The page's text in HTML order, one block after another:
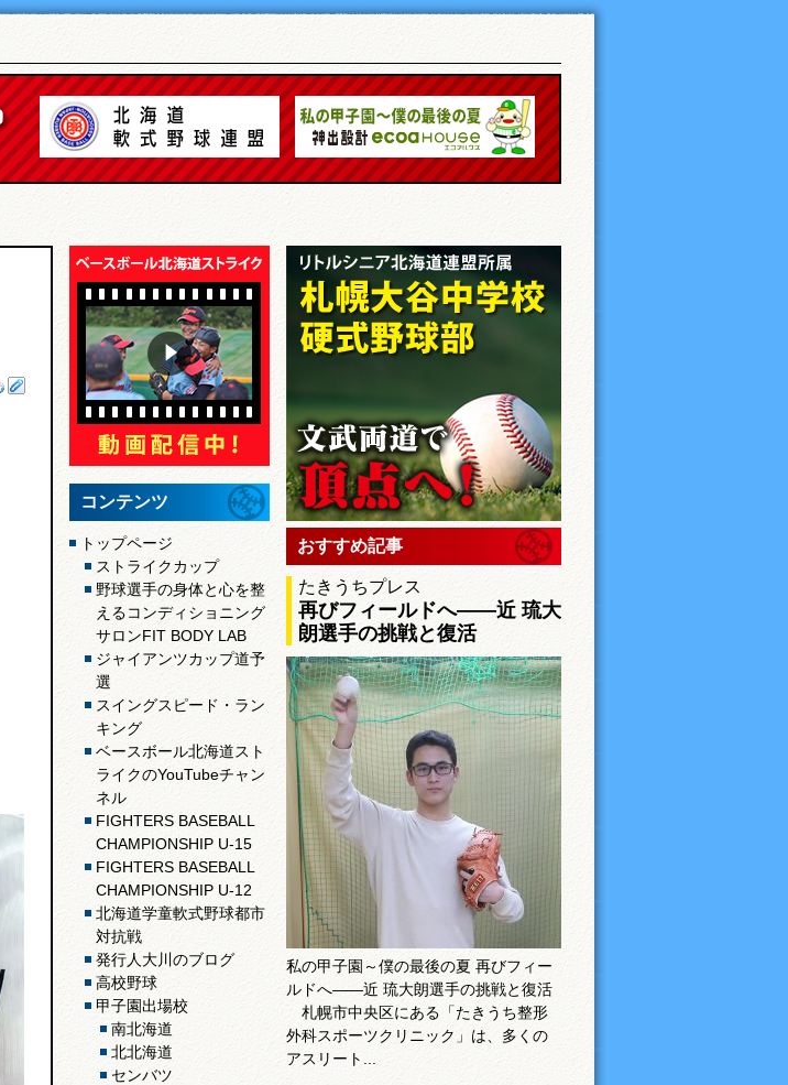
コンテンツ
トップページ
ストライクカップ
野球選手の身体と心を整
えるコンディショニング
サロンFIT BODY LAB
ジャイアンツカップ道予
選
スイングスピード・ラン
キング
ベースボール北海道スト
ライクのYouTubeチャン
ネル
FIGHTERS BASEBALL
CHAMPIONSHIP U-15
FIGHTERS BASEBALL
CHAMPIONSHIP U-12
北海道学童軟式野球都市
対抗戦
発行人大川のブログ
高校野球
甲子園出場校
南北海道
北北海道
センバツ
おすすめ記事
たきうちプレス
再びフィールドへ――近 琉大
朗選手の挑戦と復活
私の甲子園～僕の最後の夏 再びフィー
ルドへ――近 琉大朗選手の挑戦と復活
札幌市中央区にある「たきうち整形
外科スポーツクリニック」は、多くの
アスリート...